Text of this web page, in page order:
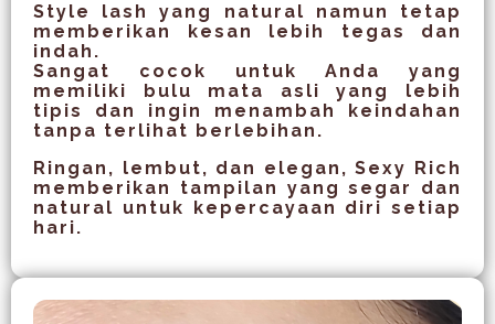
Style lash yang natural namun tetap
memberikan kesan lebih tegas dan
indah.
Sangat cocok untuk Anda yang
memiliki bulu mata asli yang lebih
tipis dan ingin menambah keindahan
tanpa terlihat berlebihan.
Ringan, lembut, dan elegan, Sexy Rich
memberikan tampilan yang segar dan
natural untuk kepercayaan diri setiap
hari.